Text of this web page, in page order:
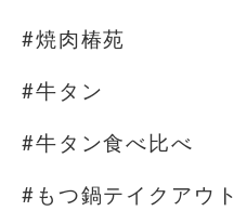
#焼肉椿苑
#牛タン
#牛タン食べ比べ
#もつ鍋テイクアウト